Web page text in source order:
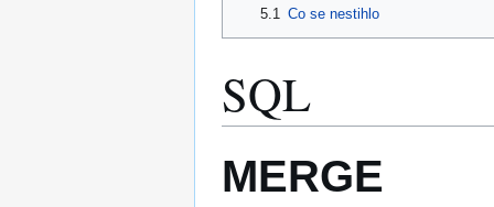
5.1
Co se nestihlo
SQL
MERGE